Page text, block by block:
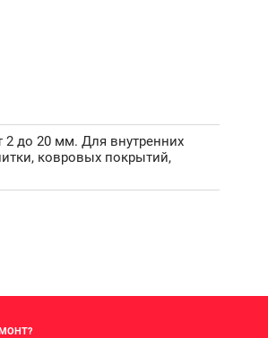
до 20 мм. Для внутренних
ковровых покрытий,